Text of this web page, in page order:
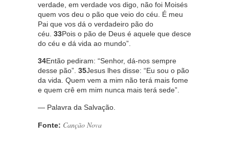
verdade, em verdade vos digo, não foi Moisés
quem vos deu o pão que veio do céu. É meu
Pai que vos dá o verdadeiro pão do
céu. 33Pois o pão de Deus é aquele que desce
do céu e dá vida ao mundo”.
34Então pediram: “Senhor, dá-nos sempre
desse pão”. 35Jesus lhes disse: “Eu sou o pão
da vida. Quem vem a mim não terá mais fome
e quem crê em mim nunca mais terá sede”.
— Palavra da Salvação.
Fonte: Canção Nova